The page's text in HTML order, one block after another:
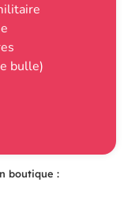
bulle)
boutique :